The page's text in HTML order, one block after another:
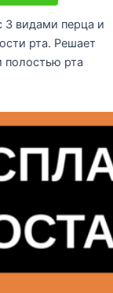
3 видами перца и
рта. Решает
полостью рта